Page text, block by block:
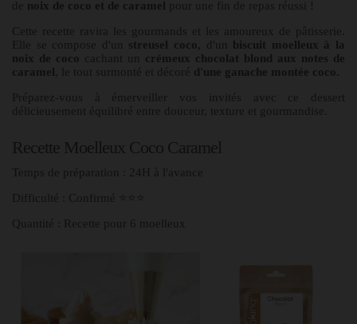
de noix de coco et de caramel pour une fin de repas réussi !
Cette recette ravira les gourmands et les amoureux de pâtisserie.
Elle se compose d'un streusel coco, d'un biscuit moelleux à la
noix de coco cachant un crémeux chocolat blond aux notes de
caramel , le tout surmonté et décoré d'une ganache montée coco.
Préparez-vous à émerveiller vos invités avec ce dessert
délicieusement équilibré entre douceur, texture et gourmandise.
Recette Moelleux Coco Caramel
Temps de préparation : 24H à l'avance
Difficulté : Confirmé ⭐⭐⭐
Quantité : Recette pour 6 moelleux